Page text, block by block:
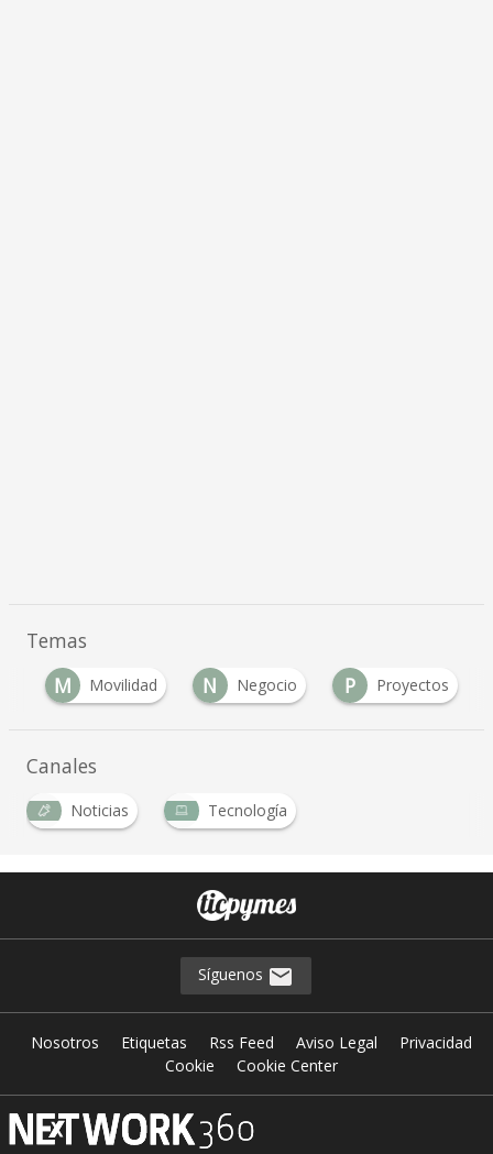
Temas
M Movilidad N Negocio P Proyectos
Canales
Noticias Tecnología
Síguenos
Nosotros Etiquetas Rss Feed Aviso Legal
Privacidad
Cookie
Cookie Center